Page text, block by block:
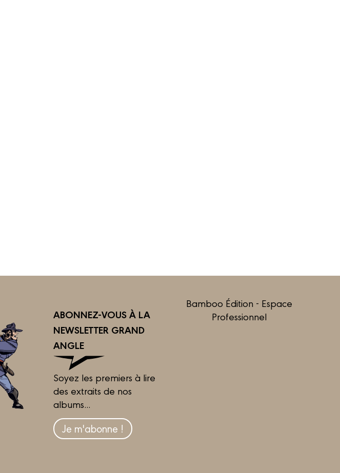
ABONNEZ-VOUS À LA
NEWSLETTER GRAND
ANGLE
Soyez les premiers à lire
des extraits de nos
albums...
Je m'abonne !
Bamboo Édition - Espace
Professionnel